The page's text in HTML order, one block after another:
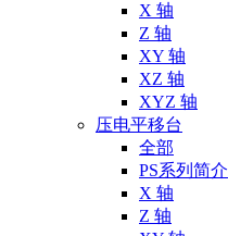
X 轴
Z 轴
XY 轴
XZ 轴
XYZ 轴
压电平移台
全部
PS系列简介
X 轴
Z 轴